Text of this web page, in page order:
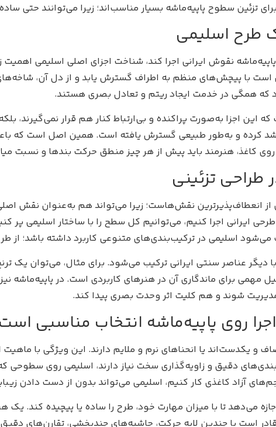
تزئین سطوح پاپیه‌ماشه بسیار مناسب‌اند؛ زیرا می‌توانند حتی
طرح اسلیمی
نقوش ایرانی اجرا کند، شناخت اجزای اصلی اسلیمی
با پیچش‌های منظم به اطراف گسترش یابد و از دل آن،
که همگی در خدمت ایجاد ریتم و تعادل بصری هستند.
این اجزا به‌صورت پراکنده و بی‌ارتباط کنار هم قرار
کرده و به‌طور طبیعی گسترش یافته است. همین اصل است که
کاغذ، هنرمند باید پیش از هر چیز منطق حرکت بندها و نسبت
طراحی تزئینی
از انعطاف‌پذیرترین نقش‌هاست؛ زیرا می‌تواند هم به‌عنوان نقش
ایرانی اجرا کنیم، می‌توانیم کل سطح را با ساختار اسلیمی پر
می‌شود اسلیمی در ترکیب‌بندی‌های متنوعی کاربرد داشته باشد؛ از
دیگر عناصر سنتی ایرانی ترکیب می‌شود. برای مثال، می‌توان یک
مهمی برای ماندگاری آن در هنرهای کاربردی است. در
شوند و هم کلیت اثر وحدت بصری پیدا کند.
روی پاپیه‌ماشه انتخاب مناسبی
و یکدست‌اند یا انحناهای نرم و ملایم دارند. این ویژگی با
دقیق و زاویه‌گذاری سخت نیاز دارند، اسلیمی روی سطوحی که
آزاد کاغذی کار کنیم، اسلیمی می‌تواند بدون از دست دادن
می‌دهد تا با میزان مهارت خود، طرح را ساده یا پیچیده کند.
است با چندین لایه حرکت، حاشیه‌های چندبخشی، تقارن‌های